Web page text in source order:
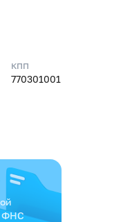
КПП
770301001
ФНС